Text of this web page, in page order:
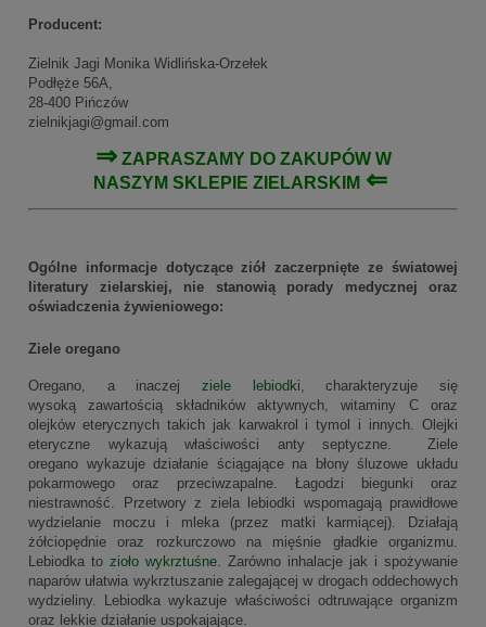
Producent:
Zielnik Jagi Monika Widlińska-Orzełek
Podłęże 56A,
28-400 Pińczów
zielnikjagi@gmail.com
⇒ ZAPRASZAMY DO ZAKUPÓW W
NASZYM SKLEPIE ZIELARSKIM ⇐
Ogólne informacje dotyczące ziół zaczerpnięte ze światowej
literatury zielarskiej, nie stanowią porady medycznej oraz
oświadczenia żywieniowego:
Ziele oregano
Oregano, a inaczej ziele lebiodki, charakteryzuje się
wysoką zawartością składników aktywnych, witaminy C oraz
olejków eterycznych takich jak karwakrol i tymol i innych. Olejki
eteryczne wykazują właściwości anty septyczne. Ziele
oregano wykazuje działanie ściągające na błony śluzowe układu
pokarmowego oraz przeciwzapalne. Łagodzi biegunki oraz
niestrawność. Przetwory z ziela lebiodki wspomagają prawidłowe
wydzielanie moczu i mleka (przez matki karmiącej). Działają
żółciopędnie oraz rozkurczowo na mięśnie gładkie organizmu.
Lebiodka to zioło wykrztuśne. Zarówno inhalacje jak i spożywanie
naparów ułatwia wykrztuszanie zalegającej w drogach oddechowych
wydzieliny. Lebiodka wykazuje właściwości odtruwające organizm
oraz lekkie działanie uspokajające.